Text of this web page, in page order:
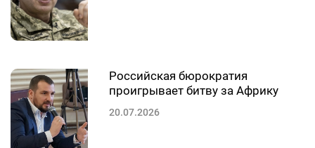
Российская бюрократия
проигрывает битву за Африку
20.07.2026